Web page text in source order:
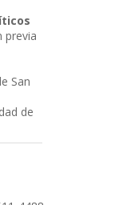
previa
San
de